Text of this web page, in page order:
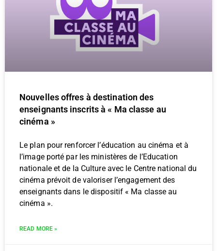
Nouvelles offres à destination des
enseignants inscrits à « Ma classe au
cinéma »
Le plan pour renforcer l’éducation au cinéma et à
l’image porté par les ministères de l’Education
nationale et de la Culture avec le Centre national du
cinéma prévoit de valoriser l’engagement des
enseignants dans le dispositif « Ma classe au
cinéma ».
READ MORE »